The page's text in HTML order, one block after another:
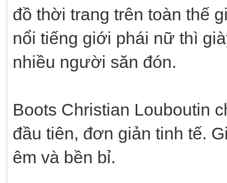
đồ thời trang trên toàn thế
nổi tiếng giới phái nữ thì
nhiều người săn đón.
Boots Christian Louboutin
đầu tiên, đơn giản tinh tế.
êm và bền bỉ.